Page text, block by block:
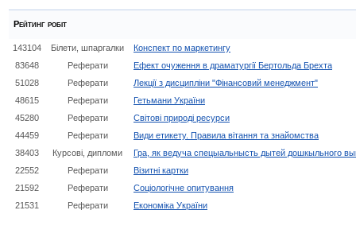
Рейтинг робіт
143104 Бiлети, шпаргалки
Конспект по маркетингу
83648
Реферати
Ефект очуження в драматургії Бертольда Брехта
51028
Реферати
Лекції з дисципліни "Фінансовий менеджмент"
48615
Реферати
Гетьмани України
45280
Реферати
Світові природі ресурси
44459
Реферати
Види етикету. Правила вітання та знайомства
38403
Курсовi, дипломи
Гра, як ведуча спецыальнысть дытей дошкыльного
22552
Реферати
Візитні картки
21592
Реферати
Соціологічне опитування
21531
Реферати Економіка України